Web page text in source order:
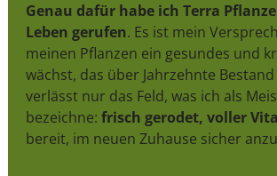
Genau dafür habe ich Terra
Leben gerufen. Es ist mein
meinen Pflanzen ein gesundes und
wächst, das über Jahrzehnte
verlässt nur das Feld, was ich als
bezeichne: frisch gerodet, voller
bereit, im neuen Zuhause sicher